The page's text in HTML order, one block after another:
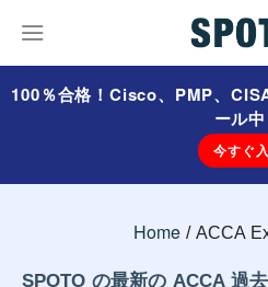
100％合格！Cisco、PMP、
ール中
今すぐ
Home ACCA
SPOTO の最新の ACCA 過